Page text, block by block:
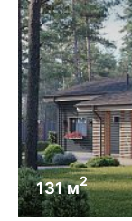
131 м2